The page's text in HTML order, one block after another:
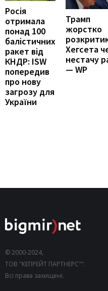
Росія
отримала
понад 100
балістичних
ракет від
КНДР: ISW
попередив
про нову
загрозу для
України
Трамп
жорстко
Хегсета
нестачу
— WP
© 2000-2024,
ТОВ "КЕПРЕЙТ ПАРТНЕРС"".
Всі права захищені.